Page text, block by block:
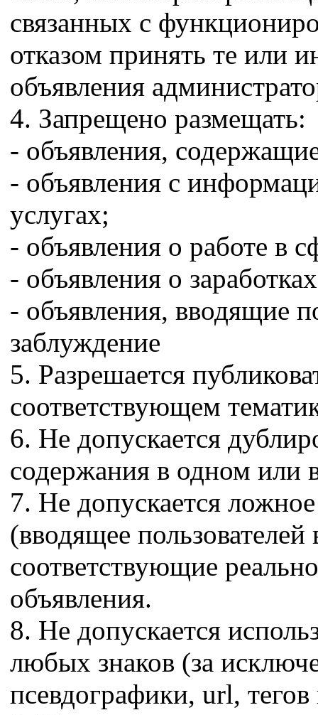
связанных с
отказом принять те или
объявления
4. Запрещено размещать:
- объявления,
- объявления с
услугах;
- объявления о работе в
- объявления о
- объявления, вводящие
заблуждение
5. Разрешается
соответствующем
6. Не допускается
содержания в одном или
7. Не допускается
(вводящее
соответствующие
объявления.
8. Не допускается
любых знаков (за
псевдографики, url, тегов